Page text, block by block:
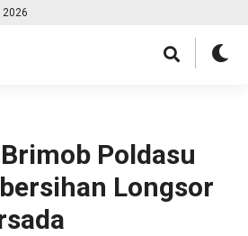
2026
Poldasu
Longsor